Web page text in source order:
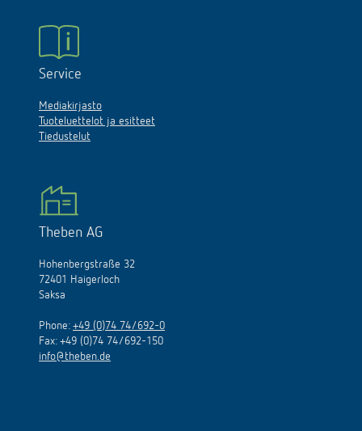
Service
Mediakirjasto
Tuoteluettelot ja esitteet
Tiedustelut
Theben AG
Hohenbergstraße 32
72401 Haigerloch
Saksa
Phone: +49 (0)74 74/692-0
Fax: +49 (0)74 74/692-150
info@theben.de